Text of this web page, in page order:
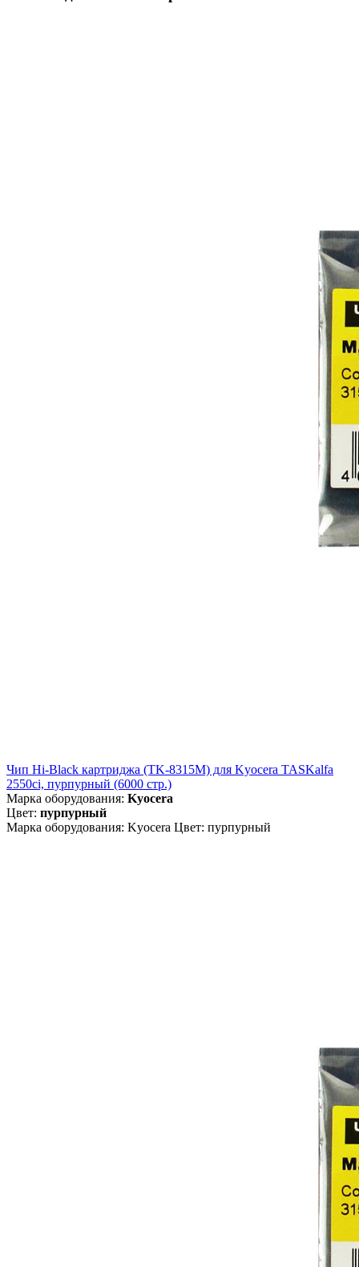
Чип Hi-Black картриджа (TK-8315M) для Kyocera TASKalfa
2550ci, пурпурный (6000 стр.)
Марка оборудования: Kyocera
Цвет: пурпурный
Марка оборудования: Kyocera Цвет: пурпурный